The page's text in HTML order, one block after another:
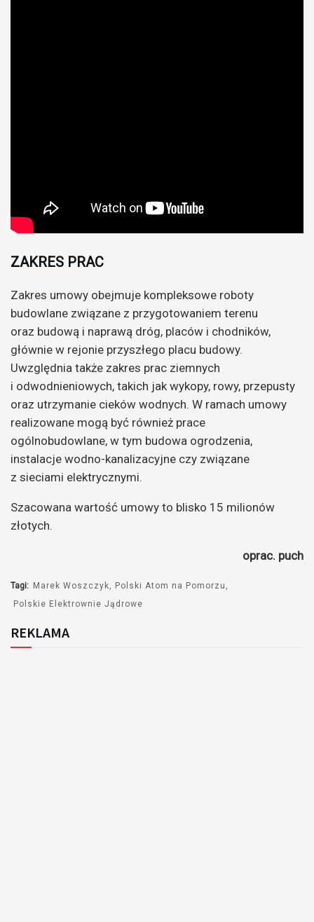
ZAKRES PRAC
Zakres umowy obejmuje kompleksowe roboty
budowlane związane z przygotowaniem terenu
oraz budową i naprawą dróg, placów i chodników,
głównie w rejonie przyszłego placu budowy.
Uwzględnia także zakres prac ziemnych
i odwodnieniowych, takich jak wykopy, rowy, przepusty
oraz utrzymanie cieków wodnych. W ramach umowy
realizowane mogą być również prace
ogólnobudowlane, w tym budowa ogrodzenia,
instalacje wodno-kanalizacyjne czy związane
z sieciami elektrycznymi.
Szacowana wartość umowy to blisko 15 milionów
złotych.
oprac. puch
Tagi: Marek Woszczyk
Polski Atom na Pomorzu
Polskie Elektrownie Jądrowe
REKLAMA